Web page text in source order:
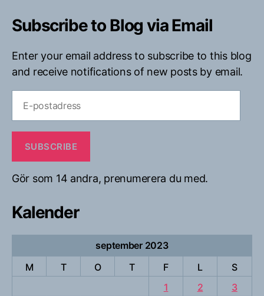
Subscribe to Blog via Email
Enter your email address to subscribe to this blog
and receive notifications of new posts by email.
postadress
SUBSCRIBE
Gör som 14 andra, prenumerera du med.
Kalender
september 2023
M
T O T F L
S
1
2
3